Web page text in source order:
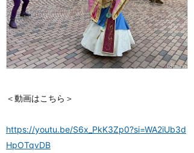
＜動画はこちら＞
https://youtu.be/S6x_PkK3Zp0?si=WA2iUb3d
HpOTqvDB